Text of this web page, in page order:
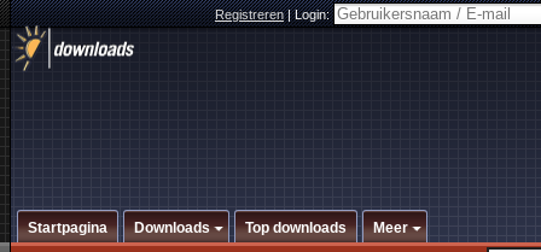
Registreren|Login:
Startpagina Downloads Top downloads Meer